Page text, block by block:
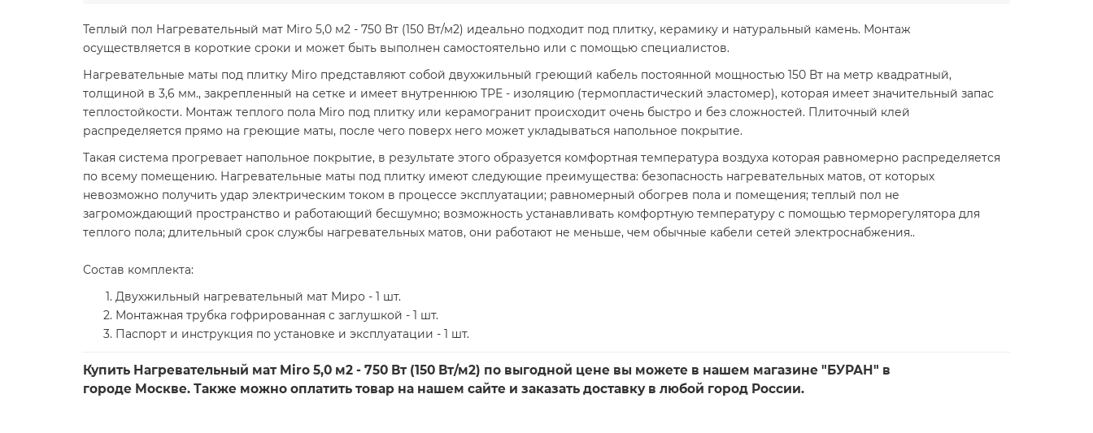
Теплый пол Нагревательный мат Miro 5,0 м2 - 750 Вт (150 Вт/м2) идеально подходит под плитку, керамику и натуральный камень. Монтаж
осуществляется в короткие сроки и может быть выполнен самостоятельно или с помощью специалистов.
Нагревательные маты под плитку Miro представляют собой двухжильный греющий кабель постоянной мощностью 150 Вт на метр квадратный,
толщиной в 3,6 мм., закрепленный на сетке и имеет внутреннюю ТРЕ - изоляцию (термопластический эластомер), которая имеет значительный запас
теплостойкости. Монтаж теплого пола Miro под плитку или керамогранит происходит очень быстро и без сложностей. Плиточный клей
распределяется прямо на греющие маты, после чего поверх него может укладываться напольное покрытие.
Такая система прогревает напольное покрытие, в результате этого образуется комфортная температура воздуха которая равномерно распределяется
по всему помещению. Нагревательные маты под плитку имеют следующие преимущества: безопасность нагревательных матов, от которых
невозможно получить удар электрическим током в процессе эксплуатации; равномерный обогрев пола и помещения; теплый пол не
загромождающий пространство и работающий бесшумно; возможность устанавливать комфортную температуру с помощью терморегулятора для
теплого пола; длительный срок службы нагревательных матов, они работают не меньше, чем обычные кабели сетей электроснабжения..
Состав комплекта:
Двухжильный нагревательный мат Миро - 1 шт.
Монтажная трубка гофрированная с заглушкой - 1 шт.
Паспорт и инструкция по установке и эксплуатации - 1 шт.
Купить Нагревательный мат Miro 5,0 м2 - 750 Вт (150 Вт/м2) по выгодной цене вы можете в нашем магазине "БУРАН" в
городе Москве. Также можно оплатить товар на нашем сайте и заказать доставку в любой город России.